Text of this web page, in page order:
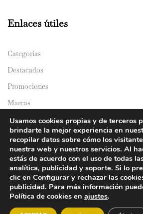
Enlaces útiles
Categorías
Destacados
Promociones
Marcas
Catálogos
Domicilios
© 2024 Y&Y Asian Market. All
Usamos cookies propias y de terceros
brindarte la mejor experiencia en
recopilar datos sobre cómo los
nuestra web y nuestros servicios. Al
estás de acuerdo con el uso de todas
analítica, publicidad y soporte. Si lo
clic en Configurar y rechazar las
publicidad. Para más información
Política de cookies en ajustes.